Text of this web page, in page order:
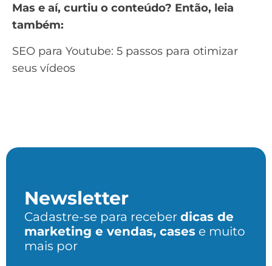
Mas e aí, curtiu o conteúdo? Então, leia
também:
SEO para Youtube: 5 passos para otimizar
seus vídeos
Newsletter
Cadastre-se para receber dicas de
marketing e vendas, cases e muito
mais por